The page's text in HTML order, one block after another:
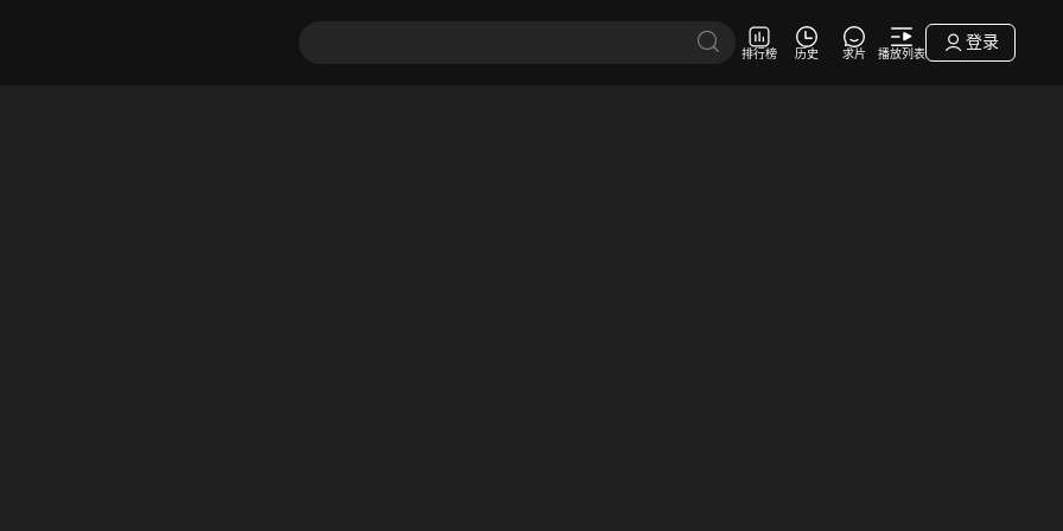
排行榜 历史 求片 播放列表
登录